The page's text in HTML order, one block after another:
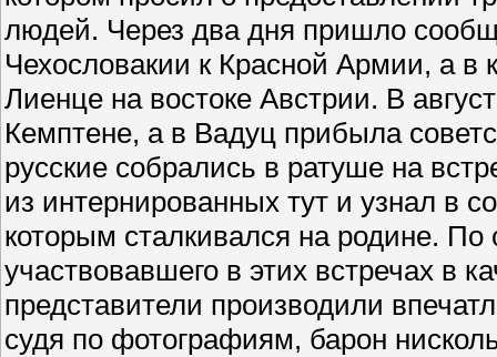
людей. Через два дня пришло
Чехословакии к Красной Армии, а в
Лиенце на востоке Австрии. В
Кемптене, а в Вадуц прибыла
русские собрались в ратуше на
из интернированных тут и узнал в
которым сталкивался на родине.
участвовавшего в этих встречах в
представители производили
судя по фотографиям, барон